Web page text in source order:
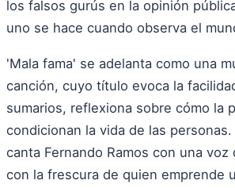
los falsos gurús en la opinión
uno se hace cuando observa el
'Mala fama' se adelanta como una
canción, cuyo título evoca la
sumarios, reflexiona sobre cómo la
condicionan la vida de las
canta Fernando Ramos con una
con la frescura de quien emprende